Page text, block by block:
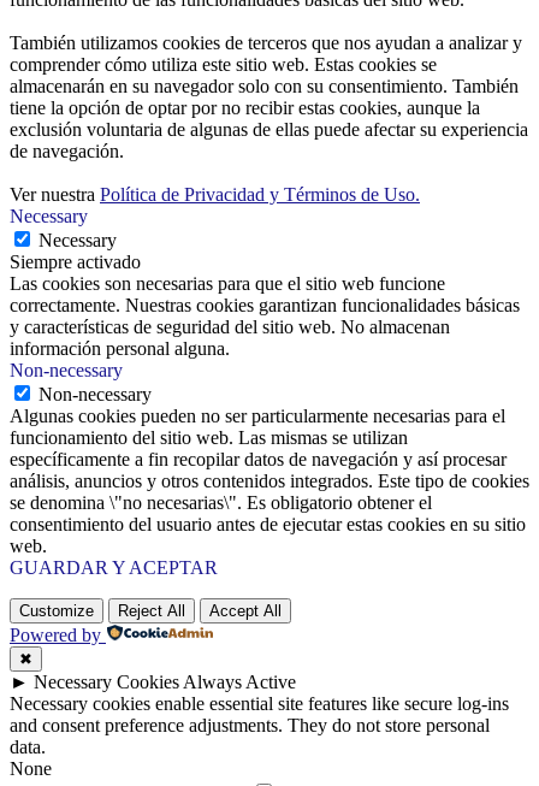
También utilizamos cookies de terceros que nos ayudan a analizar y
comprender cómo utiliza este sitio web. Estas cookies se
almacenarán en su navegador solo con su consentimiento. También
tiene la opción de optar por no recibir estas cookies, aunque la
exclusión voluntaria de algunas de ellas puede afectar su experiencia
de navegación.
Ver nuestra Política de Privacidad y Términos de Uso.
Necessary
Necessary
Siempre activado
Las cookies son necesarias para que el sitio web funcione
correctamente. Nuestras cookies garantizan funcionalidades básicas
y características de seguridad del sitio web. No almacenan
información personal alguna.
Non-necessary
Non-necessary
Algunas cookies pueden no ser particularmente necesarias para el
funcionamiento del sitio web. Las mismas se utilizan
específicamente a fin recopilar datos de navegación y así procesar
análisis, anuncios y otros contenidos integrados. Este tipo de cookies
se denomina \"no necesarias\". Es obligatorio obtener el
consentimiento del usuario antes de ejecutar estas cookies en su sitio
web.
GUARDAR Y ACEPTAR
Customize Reject All Accept All
Powered by
✖
► Necessary Cookies Always Active
Necessary cookies enable essential site features like secure log-ins
and consent preference adjustments. They do not store personal
data.
None